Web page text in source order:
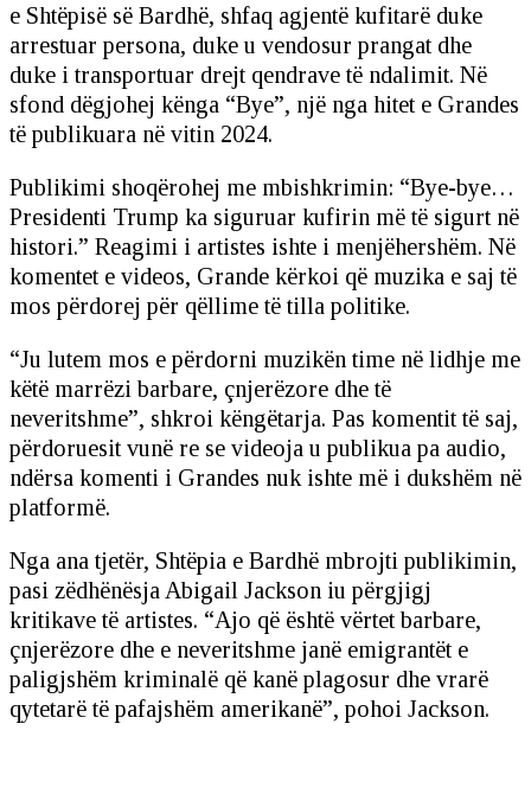
e Shtëpisë së Bardhë, shfaq agjentë kufitarë duke
arrestuar persona, duke u vendosur prangat dhe
duke i transportuar drejt qendrave të ndalimit. Në
sfond dëgjohej kënga “Bye”, një nga hitet e Grandes
të publikuara në vitin 2024.
Publikimi shoqërohej me mbishkrimin: “Bye-bye…
Presidenti Trump ka siguruar kufirin më të sigurt në
histori.” Reagimi i artistes ishte i menjëhershëm. Në
komentet e videos, Grande kërkoi që muzika e saj të
mos përdorej për qëllime të tilla politike.
“Ju lutem mos e përdorni muzikën time në lidhje me
këtë marrëzi barbare, çnjerëzore dhe të
neveritshme”, shkroi këngëtarja. Pas komentit të saj,
përdoruesit vunë re se videoja u publikua pa audio,
ndërsa komenti i Grandes nuk ishte më i dukshëm në
platformë.
Nga ana tjetër, Shtëpia e Bardhë mbrojti publikimin,
pasi zëdhënësja Abigail Jackson iu përgjigj
kritikave të artistes. “Ajo që është vërtet barbare,
çnjerëzore dhe e neveritshme janë emigrantët e
paligjshëm kriminalë që kanë plagosur dhe vrarë
qytetarë të pafajshëm amerikanë”, pohoi Jackson.